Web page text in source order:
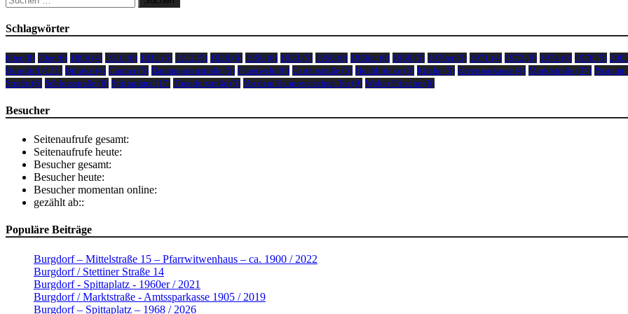
nach:
Schlagwörter
60er(8) 70er(6) 1809 (4) 1910 (6) 1911 (5) 1912 (5) 1928 (6) 1950 (8) 1953 (5) 1956 (6) 1960er(6) 1969 (5) 1970er(5) 1971 (4) 1972 (9) 1974 (6) 1976 (5)
Burgdorf(131) Bührke (4) Cramer(5) Dammgartenstraße (5) Feuerwehr(6) Gartenstraße (5) Hochbrücke (5) Kirche (5) Kreissparkasse (4) Marktstraße (37) Postamt
Straße (6) Schlossstraße (6) Spittaplatz (17) Theodorstraße (5) Vor dem Hannoverschen Tor(9) Walter Fritsche (6)
Besucher
Seitenaufrufe gesamt:
Seitenaufrufe heute:
Besucher gesamt:
Besucher heute:
Besucher momentan online:
gezählt ab::
Populäre Beiträge
Burgdorf – Mittelstraße 15 – Pfarrwitwenhaus – ca. 1900 / 2022
Burgdorf / Stettiner Straße 14
Burgdorf - Spittaplatz - 1960er / 2021
Burgdorf / Marktstraße - Amtssparkasse 1905 / 2019
Burgdorf – Spittaplatz – 1968 / 2026